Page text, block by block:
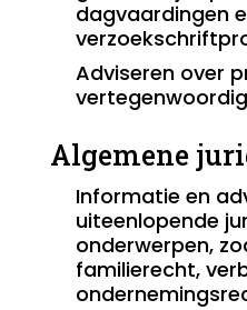
dagvaardingen
Adviseren over
Algemene
Informatie en
uiteenlopende
onderwerpen,
familierecht,